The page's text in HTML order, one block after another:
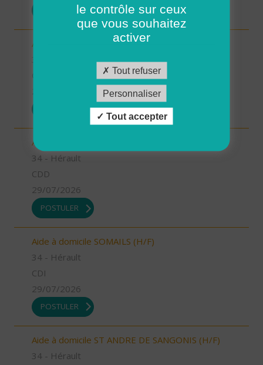
Auxiliaire de vie LIGNAN (H/F)
Aide à domicile LODEVE (H/F)
34 - Hérault
CDD
29/07/2026
POSTULER
Aide à domicile SOMAILS (H/F)
34 - Hérault
CDI
29/07/2026
POSTULER
Aide à domicile ST ANDRE DE SANGONIS (H/F)
34 - Hérault
le contrôle sur ceux
que vous souhaitez
activer
Tout refuser
Personnaliser
Tout accepter